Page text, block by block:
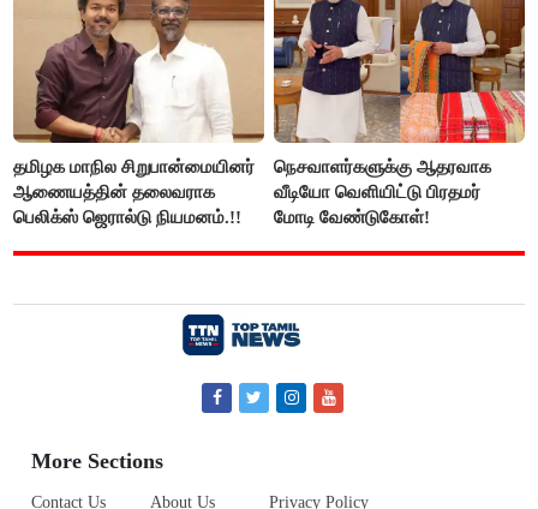
தமிழக மாநில சிறுபான்மையினர்
ஆணையத்தின் தலைவராக
பெலிக்ஸ் ஜெரால்டு நியமனம்.!!
நெசவாளர்களுக்கு ஆதரவாக
வீடியோ வெளியிட்டு பிரதமர்
மோடி வேண்டுகோள்!
More Sections
Contact Us About Us Privacy Policy